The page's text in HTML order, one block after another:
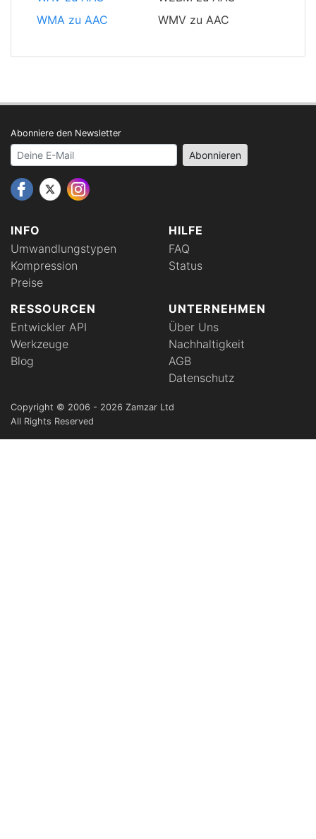
WMA zu AAC
WMV zu AAC
INFO
Umwandlungstypen
Kompression
Preise
HILFE
FAQ
Status
RESSOURCEN
Entwickler API
Werkzeuge
Blog
UNTERNEHMEN
Über Uns
Nachhaltigkeit
AGB
Datenschutz
Abonniere den Newsletter
Your email address Abonnieren
Copyright © 2006 - 2026 Zamzar Ltd
All Rights Reserved